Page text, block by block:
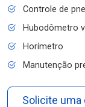
Controle de
Hubodômetro
Horímetro
Manutenção
Solicite